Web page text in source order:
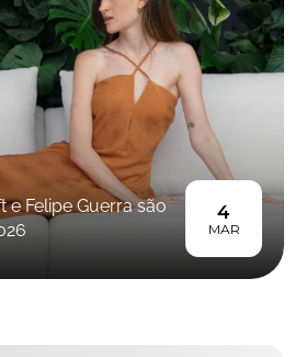
e Felipe Guerra são
4
MAR